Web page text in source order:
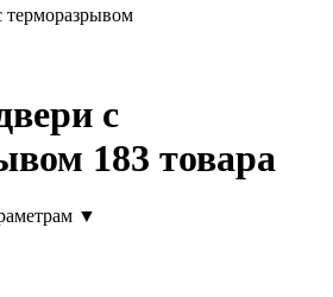
терморазрывом
с
183 товара
▼